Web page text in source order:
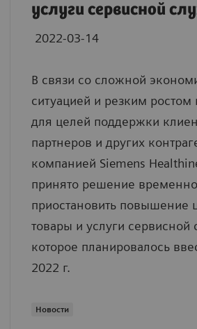
услуги сервисной
2022-03-14
В связи со сложной
ситуацией и резким ростом
для целей поддержки
партнеров и других
компанией Siemens
принято решение временно
приостановить повышение
товары и услуги сервисной
которое планировалось
2022 г.
Новости